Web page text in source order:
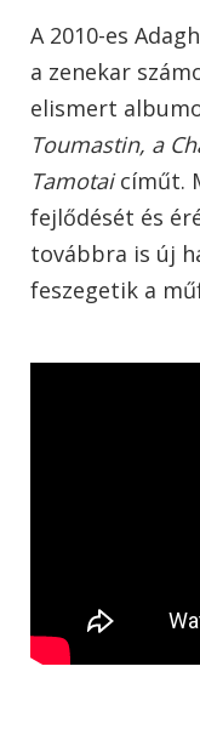
A 2010-es
a zenekar
elismert
Toumastin, a
Tamotaicíműt.
fejlődését és
továbbra is új
feszegetik a